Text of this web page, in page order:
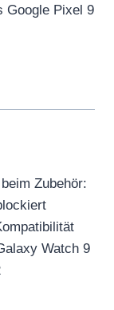
Google Pixel 9
Zubehör:
Watch 9